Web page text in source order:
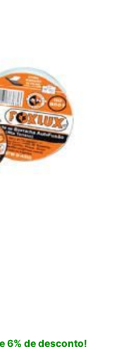
6% de desconto!